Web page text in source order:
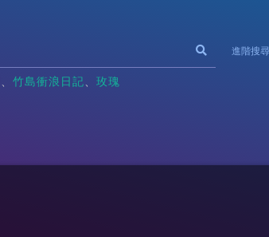
進階搜尋
竹島衝浪日記 玫瑰